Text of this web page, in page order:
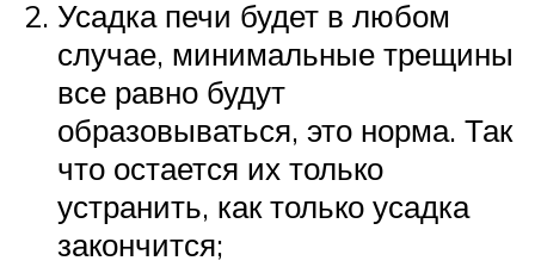
Усадка печи будет в любом
случае, минимальные трещины
все равно будут
образовываться, это норма. Так
что остается их только
устранить, как только усадка
закончится;